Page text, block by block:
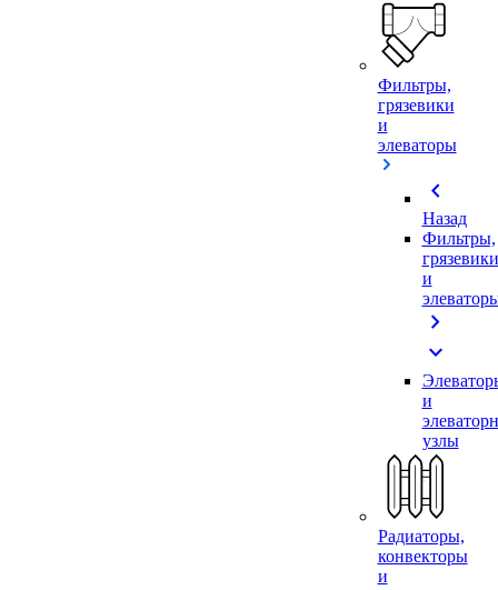
Фильтры,
грязевики
и
элеваторы
chevron_left
Назад
Фильтры,
грязевики
и
chevron_right
expand_more
и
узлы
Радиаторы,
конвекторы
и